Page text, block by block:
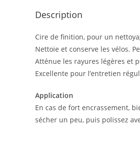
Description
Cire de finition, pour un
Nettoie et conserve les vélos.
Atténue les rayures légères et
Excellente pour l’entretien
Application
En cas de fort encrassement,
sécher un peu, puis polissez